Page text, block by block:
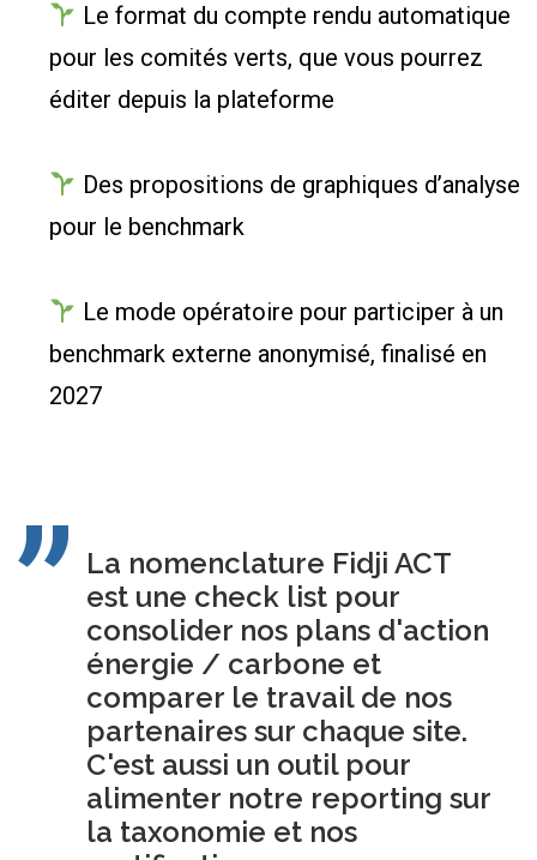
Le format du compte rendu automatique
pour les comités verts, que vous pourrez
éditer depuis la plateforme
Des propositions de graphiques d’analyse
pour le benchmark
Le mode opératoire pour participer à un
benchmark externe anonymisé, finalisé en
2027
La nomenclature Fidji ACT
est une check list pour
consolider nos plans d'action
énergie / carbone et
comparer le travail de nos
partenaires sur chaque site.
C'est aussi un outil pour
alimenter notre reporting sur
la taxonomie et nos